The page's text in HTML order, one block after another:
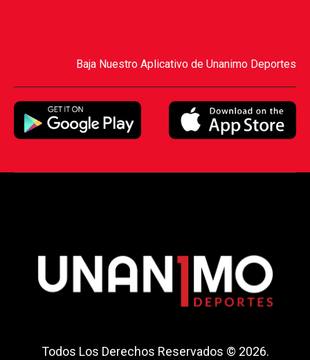
Baja Nuestro Aplicativo de Unanimo Deportes
Todos Los Derechos Reservados © 2026.